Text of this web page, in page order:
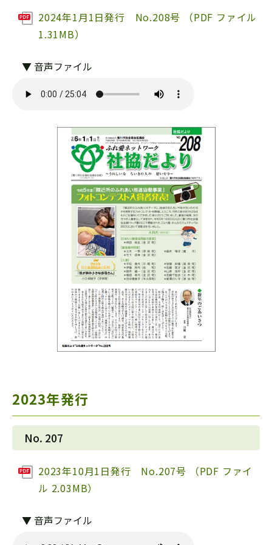
2024年1月1日発行 No.208号 （PDF ファイル
1.31MB）
▼ 音声ファイル
2023年発行
No. 207
2023年10月1日発行 No.207号 （PDF ファイ
ル 2.03MB）
▼ 音声ファイル